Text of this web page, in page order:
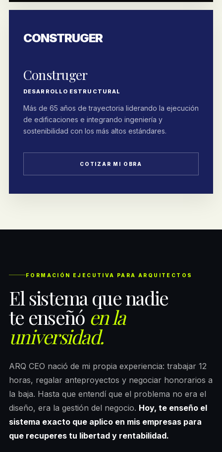
CONSTRUGER
Construger
DESARROLLO ESTRUCTURAL
Más de 65 años de trayectoria liderando la ejecución
de edificaciones e integrando ingeniería y
sostenibilidad con los más altos estándares.
COTIZAR MI OBRA
FORMACIÓN EJECUTIVA PARA ARQUITECTOS
El sistema que nadie
te enseñó en la
universidad.
ARQ CEO nació de mi propia experiencia: trabajar 12
horas, regalar anteproyectos y negociar honorarios a
la baja. Hasta que entendí que el problema no era el
diseño, era la gestión del negocio. Hoy, te enseño el
sistema exacto que aplico en mis empresas para
que recuperes tu libertad y rentabilidad.